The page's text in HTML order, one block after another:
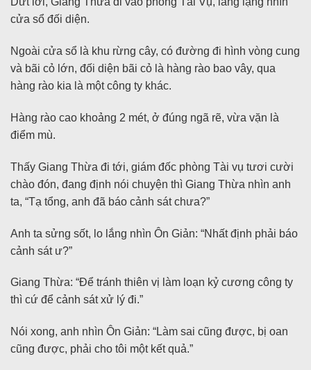
cửa sổ đối diện.
Ngoài cửa sổ là khu rừng cây, có đường đi hình vòng cung
và bãi cỏ lớn, đối diện bãi cỏ là hàng rào bao vây, qua
hàng rào kia là một công ty khác.
Hàng rào cao khoảng 2 mét, ở đúng ngã rẽ, vừa vặn là
điểm mù.
Thấy Giang Thừa đi tới, giám đốc phòng Tài vụ tươi cười
chào đón, đang định nói chuyện thì Giang Thừa nhìn anh
ta, “Tạ tổng, anh đã báo cảnh sát chưa?”
Anh ta sửng sốt, lo lắng nhìn Ôn Giản: “Nhất định phải báo
cảnh sát ư?”
Giang Thừa: “Để tránh thiên vị làm loạn kỷ cương công ty
thì cứ để cảnh sát xử lý đi.”
Nói xong, anh nhìn Ôn Giản: “Làm sai cũng được, bị oan
cũng được, phải cho tôi một kết quả.”